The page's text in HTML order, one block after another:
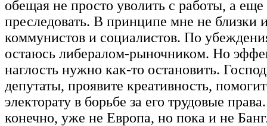
обещая не просто уволить с работы, а еще
преследовать. В принципе мне не близки
коммунистов и социалистов. По
остаюсь либералом-рыночником. Но
наглость нужно как-то остановить.
депутаты, проявите креативность,
электорату в борьбе за его трудовые
конечно, уже не Европа, но пока и не